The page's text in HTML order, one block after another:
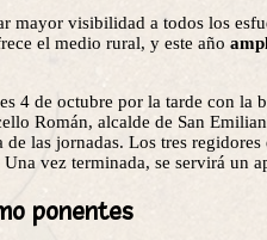
mayor visibilidad a todos los
el medio rural, y este año
4 de octubre por la tarde con
Román, alcalde de San
de las jornadas. Los tres
vez terminada, se servirá un
ponentes